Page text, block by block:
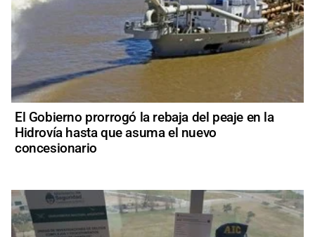
El Gobierno prorrogó la rebaja del peaje en la
Hidrovía hasta que asuma el nuevo
concesionario